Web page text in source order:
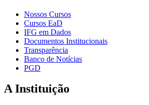
Nossos Cursos
Cursos EaD
IFG em Dados
Documentos Institucionais
Transparência
Banco de Notícias
PGD
A Instituição